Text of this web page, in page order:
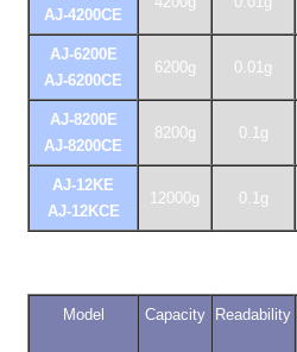
AJ-4200CE
AJ-6200E
AJ-6200CE
6200g 0.01g
AJ-8200E
AJ-8200CE
8200g 0.1g
AJ-12KE
AJ-12KCE
12000g 0.1g
Model Capacity Readability